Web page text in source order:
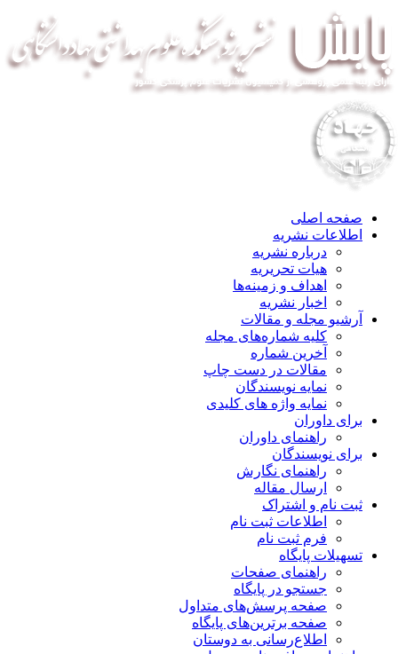
صفحه اصلی
اطلاعات نشریه
درباره نشریه
هیات تحریریه
اهداف و زمینه‌ها
اخبار نشریه
آرشیو مجله و مقالات
کلیه شماره‌های مجله
آخرین شماره
مقالات در دست چاپ
نمایه نویسندگان
نمایه واژه های کلیدی
برای داوران
راهنمای داوران
برای نویسندگان
راهنمای نگارش
ارسال مقاله
ثبت نام و اشتراک
اطلاعات ثبت نام
فرم ثبت نام
تسهیلات پایگاه
راهنمای صفحات
جستجو در پایگاه
صفحه پرسش‌های متداول
صفحه برترین‌های پایگاه
اطلاع‌رسانی به دوستان